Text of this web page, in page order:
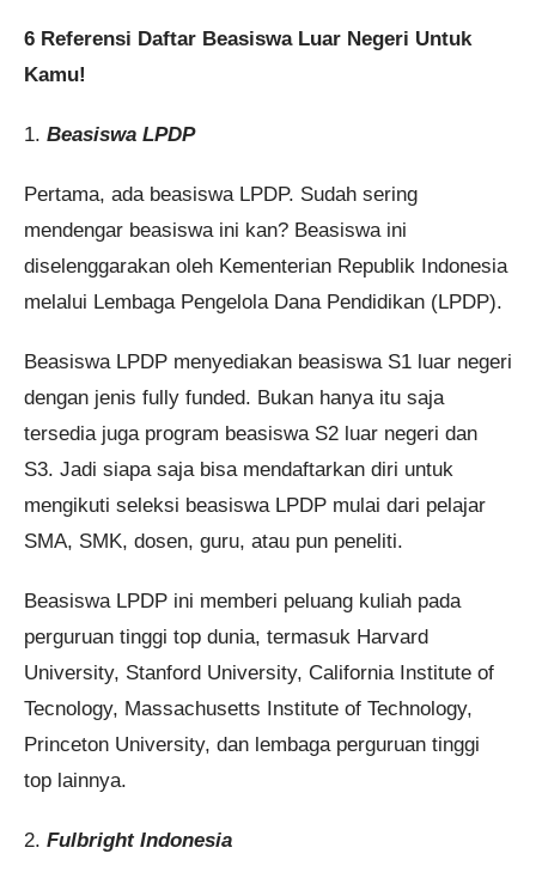
6 Referensi Daftar Beasiswa Luar Negeri Untuk
Kamu!
1. Beasiswa LPDP
Pertama, ada beasiswa LPDP. Sudah sering
mendengar beasiswa ini kan? Beasiswa ini
diselenggarakan oleh Kementerian Republik Indonesia
melalui Lembaga Pengelola Dana Pendidikan (LPDP).
Beasiswa LPDP menyediakan beasiswa S1 luar negeri
dengan jenis fully funded. Bukan hanya itu saja
tersedia juga program beasiswa S2 luar negeri dan
S3. Jadi siapa saja bisa mendaftarkan diri untuk
mengikuti seleksi beasiswa LPDP mulai dari pelajar
SMA, SMK, dosen, guru, atau pun peneliti.
Beasiswa LPDP ini memberi peluang kuliah pada
perguruan tinggi top dunia, termasuk Harvard
University, Stanford University, California Institute of
Tecnology, Massachusetts Institute of Technology,
Princeton University, dan lembaga perguruan tinggi
top lainnya.
2. Fulbright Indonesia